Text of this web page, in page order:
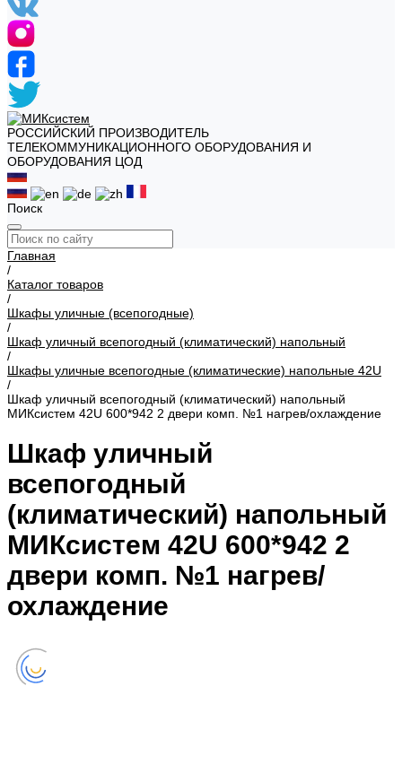
РОССИЙСКИЙ ПРОИЗВОДИТЕЛЬ
ТЕЛЕКОММУНИКАЦИОННОГО ОБОРУДОВАНИЯ И
ОБОРУДОВАНИЯ ЦОД
Поиск
Главная
/
Каталог товаров
/
Шкафы уличные (всепогодные)
/
Шкаф уличный всепогодный (климатический) напольный
/
Шкафы уличные всепогодные (климатические) напольные 42U
/
Шкаф уличный всепогодный (климатический) напольный
МИКсистем 42U 600*942 2 двери комп. №1 нагрев/охлаждение
Шкаф уличный
всепогодный
(климатический) напольный
МИКсистем 42U 600*942 2
двери комп. №1 нагрев/
охлаждение